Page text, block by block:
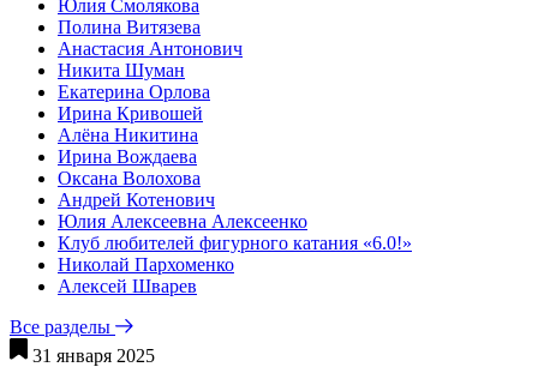
Юлия Смолякова
Полина Витязева
Анастасия Антонович
Никита Шуман
Екатерина Орлова
Ирина Кривошей
Алёна Никитина
Ирина Вождаева
Оксана Волохова
Андрей Котенович
Юлия Алексеевна Алексеенко
Клуб любителей фигурного катания «6.0!»
Николай Пархоменко
Алексей Шварев
Все разделы
31 января 2025